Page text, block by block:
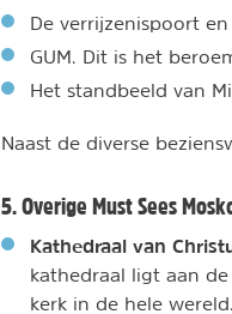
De verrijzenispoort
GUM. Dit is het
Het standbeeld van
Naast de diverse
5. Overige Must Sees
Kathedraal van
kathedraal ligt aan
kerk in de hele